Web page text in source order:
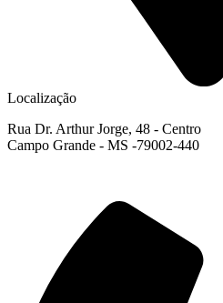
Localização
Rua Dr. Arthur Jorge, 48 - Centro
Campo Grande - MS -79002-440